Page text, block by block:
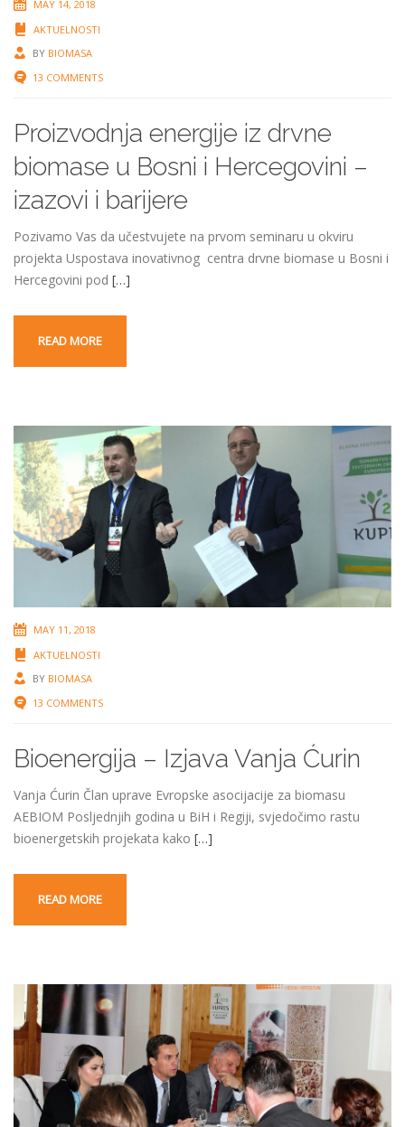
MAY 14, 2018
AKTUELNOSTI
BY BIOMASA
13 COMMENTS
Proizvodnja energije iz drvne
biomase u Bosni i Hercegovini –
izazovi i barijere
Pozivamo Vas da učestvujete na prvom seminaru u okviru
projekta Uspostava inovativnog centra drvne biomase u Bosni i
Hercegovini pod […]
READ MORE
MAY 11, 2018
AKTUELNOSTI
BY BIOMASA
13 COMMENTS
Bioenergija – Izjava Vanja Ćurin
Vanja Ćurin Član uprave Evropske asocijacije za biomasu
AEBIOM Posljednjih godina u BiH i Regiji, svjedočimo rastu
bioenergetskih projekata kako […]
READ MORE